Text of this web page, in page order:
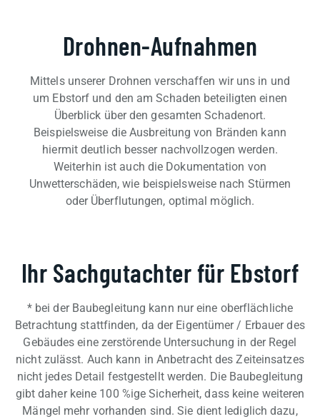
Drohnen-Aufnahmen
Mittels unserer Drohnen verschaffen wir uns in und
um Ebstorf und den am Schaden beteiligten einen
Überblick über den gesamten Schadenort.
Beispielsweise die Ausbreitung von Bränden kann
hiermit deutlich besser nachvollzogen werden.
Weiterhin ist auch die Dokumentation von
Unwetterschäden, wie beispielsweise nach Stürmen
oder Überflutungen, optimal möglich.
Ihr Sachgutachter für Ebstorf
* bei der Baubegleitung kann nur eine oberflächliche
Betrachtung stattfinden, da der Eigentümer / Erbauer des
Gebäudes eine zerstörende Untersuchung in der Regel
nicht zulässt. Auch kann in Anbetracht des Zeiteinsatzes
nicht jedes Detail festgestellt werden. Die Baubegleitung
gibt daher keine 100 %ige Sicherheit, dass keine weiteren
Mängel mehr vorhanden sind. Sie dient lediglich dazu,